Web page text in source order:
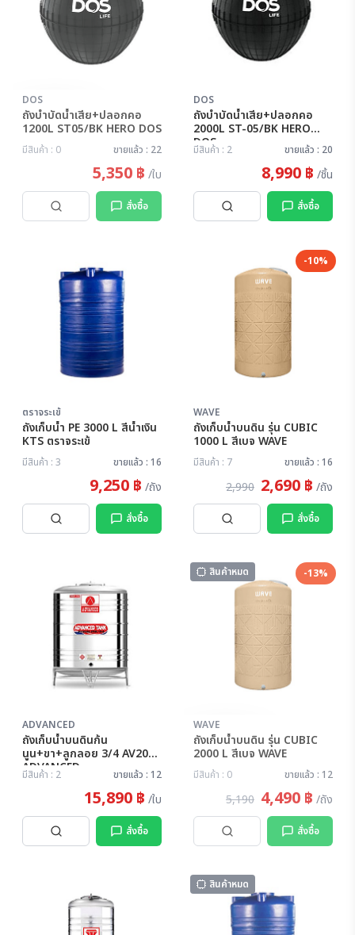
สินค้าหมด
DOS
ถังบำบัดน้ำเสีย+ปลอกคอ
1200L ST05/BK HERO DOS
มีสินค้า : 0 ขายแล้ว : 22
5,350 ฿ /ใบ
สั่งซื้อ
DOS
ถังบำบัดน้ำเสีย+ปลอกคอ
2000L ST-05/BK HERO
DOS
มีสินค้า : 2 ขายแล้ว : 20
8,990 ฿ /ชิ้น
สั่งซื้อ
ตราจระเข้
ถังเก็บน้ำ PE 3000 L สีน้ำเงิน
KTS ตราจระเข้
มีสินค้า : 3 ขายแล้ว : 16
9,250 ฿ /ถัง
สั่งซื้อ
-10%
WAVE
ถังเก็บน้ำบนดิน รุ่น CUBIC
1000 L สีเบจ WAVE
มีสินค้า : 7 ขายแล้ว : 16
2,990 2,690 ฿ /ถัง
สั่งซื้อ
ADVANCED
ถังเก็บน้ำบนดินก้น
นูน+ขา+ลูกลอย 3/4 AV2000
ADVANCED
มีสินค้า : 2 ขายแล้ว : 12
15,890 ฿ /ใบ
สั่งซื้อ
สินค้าหมด
-13%
สินค้าหมด
WAVE
ถังเก็บน้ำบนดิน รุ่น CUBIC
2000 L สีเบจ WAVE
มีสินค้า : 0 ขายแล้ว : 12
5,190 4,490 ฿ /ถัง
สั่งซื้อ
สินค้าหมด